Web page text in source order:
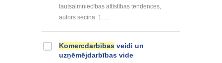
tautsaimniecības attīstības tendences,
autors secina: 1. ...
Komercdarbības veidi un
uzņēmējdarbības vide